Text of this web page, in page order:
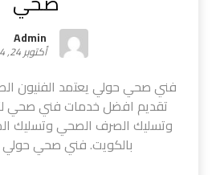
Admin
أكتوبر 24, 2024
فني صحي حولي يعتمد الفنيون
تقديم افضل خدمات فني صحي
وتسليك الصرف الصحي وتسليك
بالكويت. فني صحي حولي